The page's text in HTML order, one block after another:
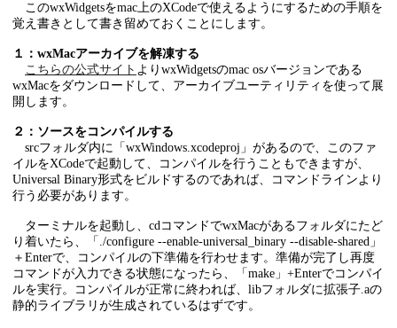
このwxWidgetsをmac上のXCodeで使えるようにするための手順を
覚え書きとして書き留めておくことにします。
１：wxMacアーカイブを解凍する
こちらの公式サイト よりwxWidgetsのmac osバージョンである
wxMacをダウンロードして、アーカイブユーティリティを使って展
開します。
２：ソースをコンパイルする
srcフォルダ内に「wxWindows.xcodeproj」があるので、このファ
イルをXCodeで起動して、コンパイルを行うこともできますが、
Universal Binary形式をビルドするのであれば、コマンドラインより
行う必要があります。
ターミナルを起動し、cdコマンドでwxMacがあるフォルダにたど
り着いたら、「./configure --enable-universal_binary --disable-shared」
＋Enterで、コンパイルの下準備を行わせます。準備が完了し再度
コマンドが入力できる状態になったら、「make」+Enterでコンパイ
ルを実行。コンパイルが正常に終われば、libフォルダに拡張子.aの
静的ライブラリが生成されているはずです。